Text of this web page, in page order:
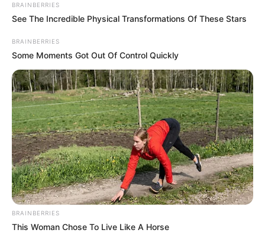
BRAINBERRIES
See The Incredible Physical Transformations Of These Stars
BRAINBERRIES
Some Moments Got Out Of Control Quickly
BRAINBERRIES
This Woman Chose To Live Like A Horse